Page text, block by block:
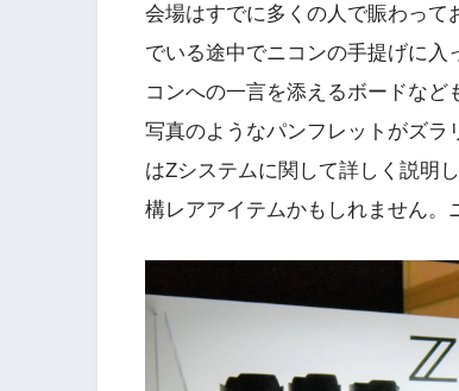
会場はすでに多くの人で賑わって
でいる途中でニコンの手提げに
コンへの一言を添えるボードな
写真のようなパンフレットがズラ
はZシステムに関して詳しく説明
構レアアイテムかもしれません。